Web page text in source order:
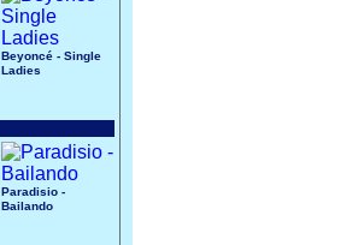
Beyoncé - Single
Ladies
Paradisio -
Bailando